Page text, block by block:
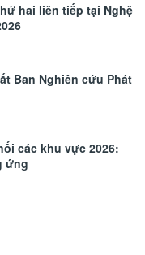
hai liên tiếp tại Nghệ
Ban Nghiên cứu Phát
các khu vực 2026:
ứng